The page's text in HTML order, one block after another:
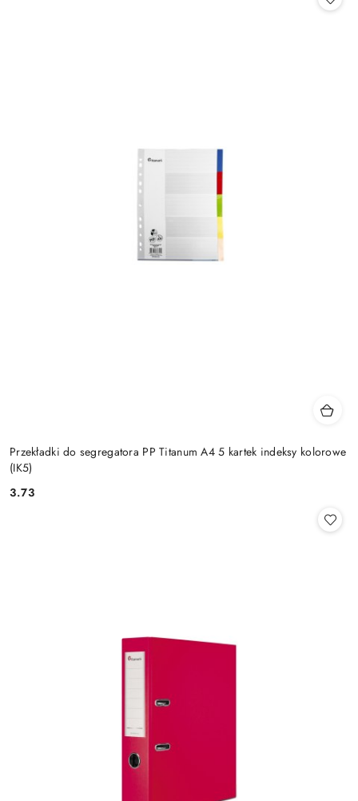
Przekładki do segregatora PP Titanum A4 5 kartek indeksy kolorowe
(IK5)
Cena:
3.73